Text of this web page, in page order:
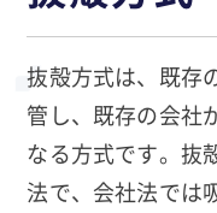
抜殻方式は、既存
管し、既存の会社
なる方式です。抜
法で、会社法では